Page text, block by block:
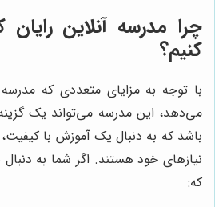
چرا مدرسه آنلاین رایان
کنیم؟
با توجه به مزایای متعددی که
می‌دهد، این مدرسه می‌تواند یک
باشد که به دنبال یک آموزش با
نیازهای خود هستند. اگر شما به
که: